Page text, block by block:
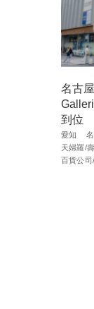
名古
到位
愛知
天婦羅/
百貨公